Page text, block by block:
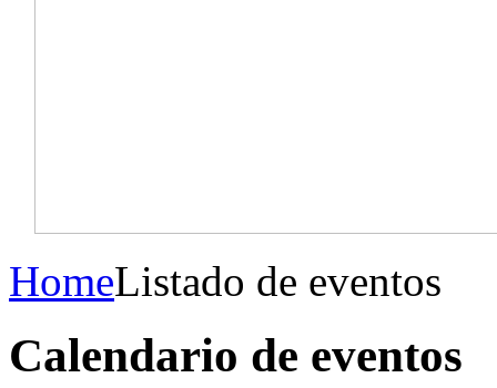
HomeListado de eventos
Calendario de eventos